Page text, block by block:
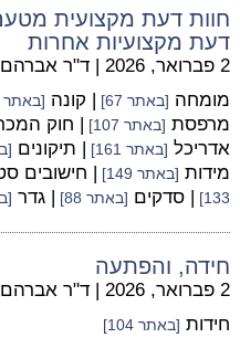
חוות דעת מקצועית
דעת מקצועיות אחרות
2 פברואר, 2026 | ד"ר אברהם
מומחה [באתר 67] | קונה [באתר 33]
מרפסת [באתר 107] | חוק
אדריכל [באתר 161] | תיקונים
מידות [באתר 149] | חישובים
133]
| סדקים [באתר 88] | גדר
חידה, והפתעה
2 פברואר, 2026 | ד"ר אברהם
חידות [באתר 104]